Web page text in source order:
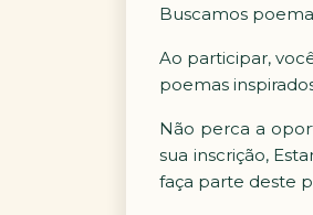
Buscamos
Ao participar,
poemas
Não perca a
sua inscrição,
faça parte deste